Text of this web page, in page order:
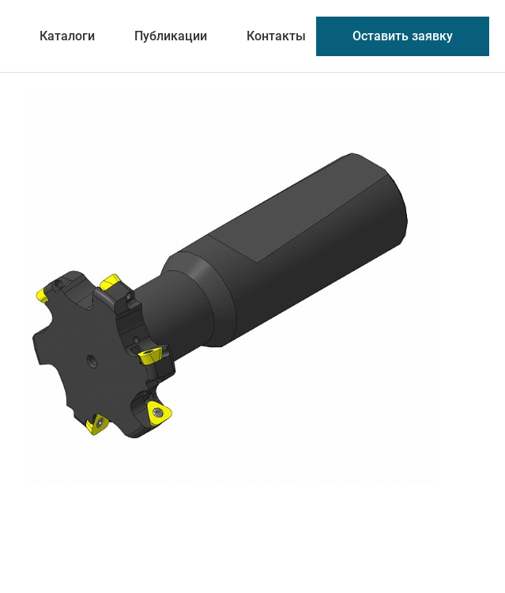
Каталоги Публикации Контакты Оставить заявку